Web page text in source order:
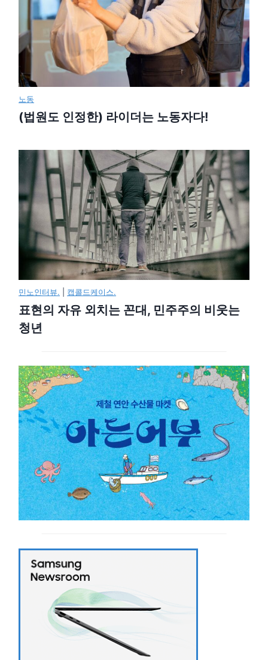
노동
(법원도 인정한) 라이더는 노동자다!
민노인터뷰. 캡콜드케이스.
표현의 자유 외치는 꼰대, 민주주의 비웃는
청년